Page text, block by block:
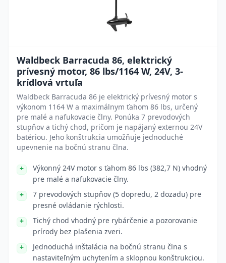
Waldbeck Barracuda 86, elektrický
prívesný motor, 86 lbs/1164 W, 24V, 3-
krídlová vrtuľa
Waldbeck Barracuda 86 je elektrický prívesný motor s
výkonom 1164 W a maximálnym ťahom 86 lbs, určený
pre malé a nafukovacie člny. Ponúka 7 prevodových
stupňov a tichý chod, pričom je napájaný externou 24V
batériou. Jeho konštrukcia umožňuje jednoduché
upevnenie na bočnú stranu člna.
Výkonný 24V motor s ťahom 86 lbs (382,7 N) vhodný
pre malé a nafukovacie člny.
7 prevodových stupňov (5 dopredu, 2 dozadu) pre
presné ovládanie rýchlosti.
Tichý chod vhodný pre rybárčenie a pozorovanie
prírody bez plašenia zveri.
Jednoduchá inštalácia na bočnú stranu člna s
nastaviteľným uchytením a sklopnou konštrukciou.